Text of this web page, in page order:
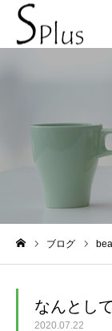
ブログ
なんとし
2020.07.22